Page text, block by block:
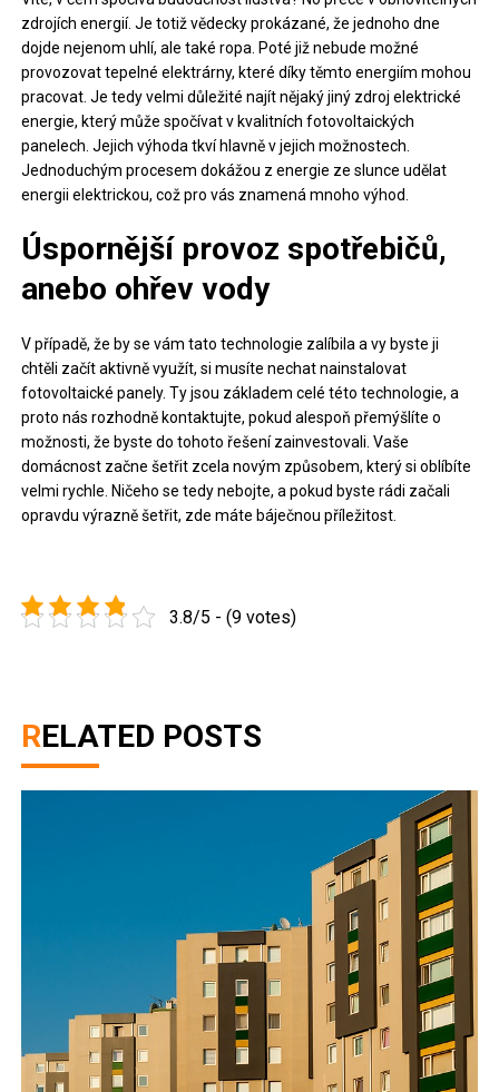
zdrojích energií. Je totiž vědecky prokázané, že jednoho dne
dojde nejenom uhlí, ale také ropa. Poté již nebude možné
provozovat tepelné elektrárny, které díky těmto energiím mohou
pracovat. Je tedy velmi důležité najít nějaký jiný zdroj elektrické
energie, který může spočívat v kvalitních fotovoltaických
panelech. Jejich výhoda tkví hlavně v jejich možnostech.
Jednoduchým procesem dokážou z energie ze slunce udělat
energii elektrickou, což pro vás znamená mnoho výhod.
Úspornější provoz spotřebičů,
anebo ohřev vody
V případě, že by se vám tato technologie zalíbila a vy byste ji
chtěli začít aktivně využít, si musíte nechat nainstalovat
fotovoltaické panely. Ty jsou základem celé této technologie, a
proto nás rozhodně kontaktujte, pokud alespoň přemýšlíte o
možnosti, že byste do tohoto řešení zainvestovali. Vaše
domácnost začne šetřit zcela novým způsobem, který si oblíbíte
velmi rychle. Ničeho se tedy nebojte, a pokud byste rádi začali
opravdu výrazně šetřit, zde máte báječnou příležitost.
3.8/5 - (9 votes)
RELATED POSTS